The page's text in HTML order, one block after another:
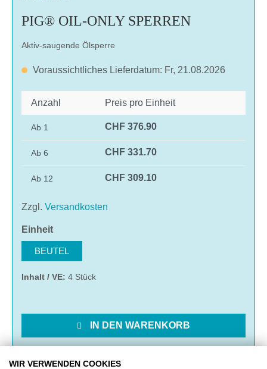
PIG® OIL-ONLY SPERREN
Aktiv-saugende Ölsperre
Voraussichtliches Lieferdatum: Fr, 21.08.2026
Anzahl Preis pro Einheit
Ab 1 CHF 376.90
Ab 6 CHF 331.70
Ab 12 CHF 309.10
Zzgl. Versandkosten
Einheitauswählen
BEUTEL
Inhalt / VE: 4 Stück
IN DEN WARENKORB
WIR VERWENDEN COOKIES